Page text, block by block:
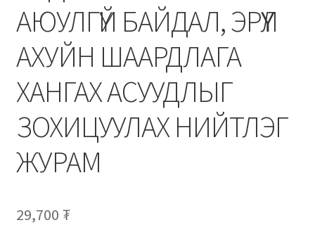
АЮУЛГҮЙ БАЙДАЛ, ЭРҮҮЛ
АХУЙН ШААРДЛАГА
ХАНГАХ АСУУДЛЫГ
ЗОХИЦУУЛАХ НИЙТЛЭГ
ЖУРАМ
29,700 ₮